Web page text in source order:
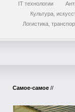
IT технологии
Культура,
Логистика,
Самое-самое //